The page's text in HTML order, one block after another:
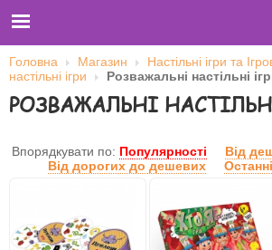
Главная
Толстовки (кенгурушки)
Свитшоты
Лонгсливы
Оплата и доставка
О нас
Сотрудничество
Головна Магазин Настільні ігри та
настільні ігри
Розважальні настільні
РОЗВАЖАЛЬНІ
Впорядкувати по: Популярності
Від
Від дорогих до дешевих